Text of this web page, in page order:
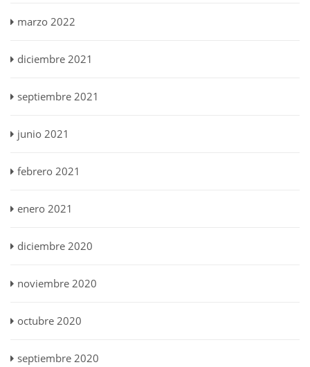
marzo 2022
diciembre 2021
septiembre 2021
junio 2021
febrero 2021
enero 2021
diciembre 2020
noviembre 2020
octubre 2020
septiembre 2020